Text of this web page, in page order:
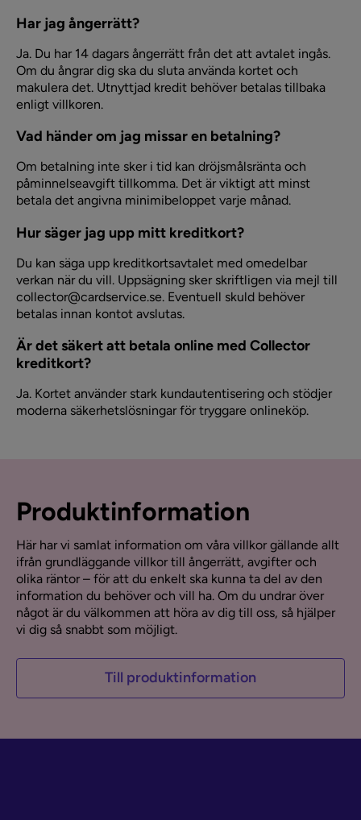
Har jag ångerrätt?
Ja. Du har 14 dagars ångerrätt från det att avtalet ingås.
Om du ångrar dig ska du sluta använda kortet och
makulera det. Utnyttjad kredit behöver betalas tillbaka
enligt villkoren.
Vad händer om jag missar en betalning?
Om betalning inte sker i tid kan dröjsmålsränta och
påminnelseavgift tillkomma. Det är viktigt att minst
betala det angivna minimibeloppet varje månad.
Hur säger jag upp mitt kreditkort?
Du kan säga upp kreditkortsavtalet med omedelbar
verkan när du vill. Uppsägning sker skriftligen via mejl till
collector@cardservice.se. Eventuell skuld behöver
betalas innan kontot avslutas.
Är det säkert att betala online med Collector
kreditkort?
Ja. Kortet använder stark kundautentisering och stödjer
moderna säkerhetslösningar för tryggare onlineköp.
Produktinformation
Här har vi samlat information om våra villkor gällande allt
ifrån grundläggande villkor till ångerrätt, avgifter och
olika räntor – för att du enkelt ska kunna ta del av den
information du behöver och vill ha. Om du undrar över
något är du välkommen att höra av dig till oss, så hjälper
vi dig så snabbt som möjligt.
Till produktinformation